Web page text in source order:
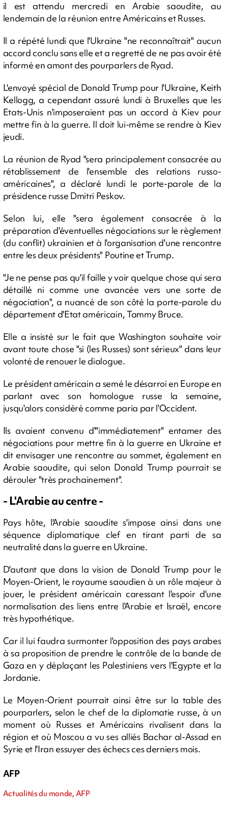
il est attendu mercredi en Arabie saoudite, au
lendemain de la réunion entre Américains et Russes.
Il a répété lundi que l'Ukraine "ne reconnaîtrait" aucun
accord conclu sans elle et a regretté de ne pas avoir été
informé en amont des pourparlers de Ryad.
L'envoyé spécial de Donald Trump pour l'Ukraine, Keith
Kellogg, a cependant assuré lundi à Bruxelles que les
Etats-Unis n'imposeraient pas un accord à Kiev pour
mettre fin à la guerre. Il doit lui-même se rendre à Kiev
jeudi.
La réunion de Ryad "sera principalement consacrée au
rétablissement de l'ensemble des relations russo-
américaines", a déclaré lundi le porte-parole de la
présidence russe Dmitri Peskov.
Selon lui, elle "sera également consacrée à la
préparation d'éventuelles négociations sur le règlement
(du conflit) ukrainien et à l'organisation d'une rencontre
entre les deux présidents" Poutine et Trump.
"Je ne pense pas qu'il faille y voir quelque chose qui sera
détaillé ni comme une avancée vers une sorte de
négociation", a nuancé de son côté la porte-parole du
département d'Etat américain, Tammy Bruce.
Elle a insisté sur le fait que Washington souhaite voir
avant toute chose "si (les Russes) sont sérieux" dans leur
volonté de renouer le dialogue.
Le président américain a semé le désarroi en Europe en
parlant avec son homologue russe la semaine,
jusqu'alors considéré comme paria par l'Occident.
Ils avaient convenu d'"immédiatement" entamer des
négociations pour mettre fin à la guerre en Ukraine et
dit envisager une rencontre au sommet, également en
Arabie saoudite, qui selon Donald Trump pourrait se
dérouler "très prochainement".
- L'Arabie au centre -
Pays hôte, l'Arabie saoudite s'impose ainsi dans une
séquence diplomatique clef en tirant parti de sa
neutralité dans la guerre en Ukraine.
D'autant que dans la vision de Donald Trump pour le
Moyen-Orient, le royaume saoudien à un rôle majeur à
jouer, le président américain caressant l'espoir d'une
normalisation des liens entre l'Arabie et Israël, encore
très hypothétique.
Car il lui faudra surmonter l'opposition des pays arabes
à sa proposition de prendre le contrôle de la bande de
Gaza en y déplaçant les Palestiniens vers l'Egypte et la
Jordanie.
Le Moyen-Orient pourrait ainsi être sur la table des
pourparlers, selon le chef de la diplomatie russe, à un
moment où Russes et Américains rivalisent dans la
région et où Moscou a vu ses alliés Bachar al-Assad en
Syrie et l'Iran essuyer des échecs ces derniers mois.
AFP
Actualités du monde, AFP